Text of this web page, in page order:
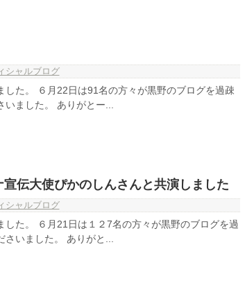
シャルブログ
した。 ６月22日は91名の方々が黒野のブログを過疎
ました。 ありがとー...
伝大使ぴかのしんさんと共演しました
シャルブログ
した。 ６月21日は１２7名の方々が黒野のブログを過
いました。 ありがと...